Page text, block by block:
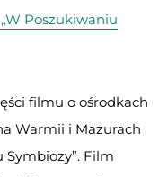
Poszukiwaniu
filmu o ośrodkach
Warmii i Mazurach
Symbiozy”. Film